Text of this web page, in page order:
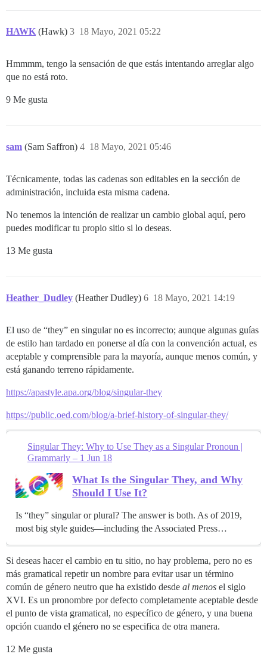
HAWK (Hawk) 18 Mayo, 2021 05:22
3
Hmmmm, tengo la sensación de que estás intentando arreglar algo
que no está roto.
9 Me gusta
sam (Sam Saffron) 18 Mayo, 2021 05:46
4
Técnicamente, todas las cadenas son editables en la sección de
administración, incluida esta misma cadena.
No tenemos la intención de realizar un cambio global aquí, pero
puedes modificar tu propio sitio si lo deseas.
13 Me gusta
Heather_Dudley (Heather Dudley) 18 Mayo, 2021 14:19
6
El uso de “they” en singular no es incorrecto; aunque algunas guías
de estilo han tardado en ponerse al día con la convención actual, es
aceptable y comprensible para la mayoría, aunque menos común, y
está ganando terreno rápidamente.
https://apastyle.apa.org/blog/singular-they
https://public.oed.com/blog/a-brief-history-of-singular-they/
Singular They: Why to Use They as a Singular Pronoun |
Grammarly – 1 Jun 18
What Is the Singular They, and Why
Should I Use It?
Is “they” singular or plural? The answer is both. As of 2019,
most big style guides—including the Associated Press…
Si deseas hacer el cambio en tu sitio, no hay problema, pero no es
más gramatical repetir un nombre para evitar usar un término
común de género neutro que ha existido desde al menos el siglo
XVI. Es un pronombre por defecto completamente aceptable desde
el punto de vista gramatical, no específico de género, y una buena
opción cuando el género no se especifica de otra manera.
12 Me gusta